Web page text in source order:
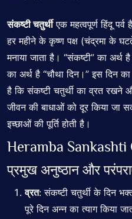
संकष्टी चतुर्थीएक महत्वपूर्ण हिंदू
हर महीने के कृष्ण पक्ष (चंद्रमा के
मनाया जाता है। “संकष्टी” का अर्थ
का अर्थ है “चौथा दिन।” इस दिन
है कि संकष्टी चतुर्थी का व्रत
जीवन की बाधाओं को दूर किया जा
इच्छाओं की पूर्ति होती है।
Heramba
प्रमुख अनुष्ठान और
व्रत: संकष्टी चतुर्थी के दिन
पूरे दिन अन्न का त्यागकिया